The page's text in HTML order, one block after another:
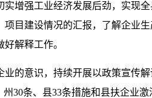
实增强工业经济发展后劲，实现
目建设情况的汇报，了解企业
解释工作。
的意识，持续开展以政策宣传
30条、县33条措施和县扶企业